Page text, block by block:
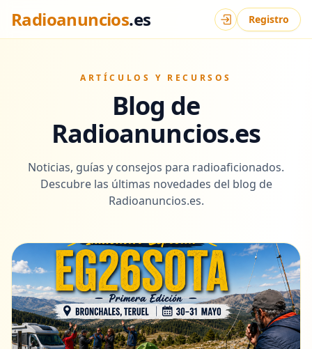
Radioanuncios.es Iniciar sesión
Registro
ARTÍCULOS Y RECURSOS
Blog de
Radioanuncios.es
Noticias, guías y consejos para radioaficionados.
Descubre las últimas novedades del blog de
Radioanuncios.es.